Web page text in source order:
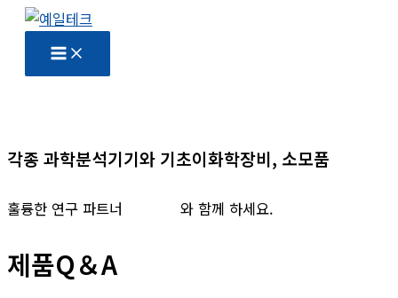
뛰
각종 과학분석기기와 기초이화학장비, 소모품
훌륭한 연구 파트너 와 함께 하세요.
제품Q＆A